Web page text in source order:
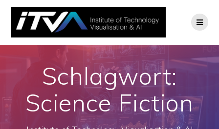
Zum
Inhalt
springen
Schlagwort:
Science Fiction